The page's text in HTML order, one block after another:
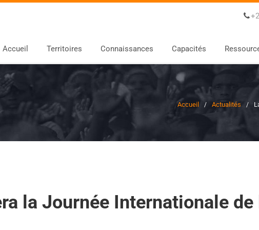
Accueil Territoires Connaissances Capacités
Accueil Actualités
la Journée Internationale de